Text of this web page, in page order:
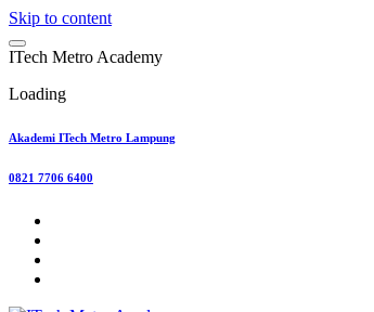
Skip to content
ITech Metro Academy
Loading
Akademi ITech Metro Lampung
0821 7706 6400